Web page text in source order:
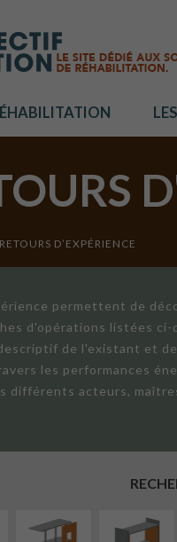
D’EXPÉRIENCE
permettent de
d'opérations listées
de l'existant et
les performances
différents acteurs,
INTÉRIEURE